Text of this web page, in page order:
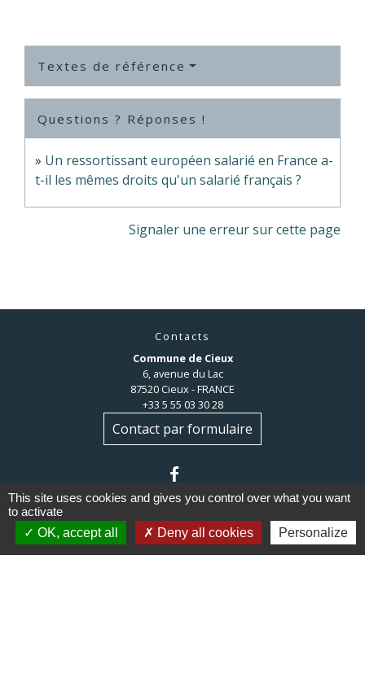
Textes de référence
Questions ? Réponses !
Un ressortissant européen salarié en France a-
t-il les mêmes droits qu'un salarié français ?
Signaler une erreur sur cette page
Contacts
Commune de Cieux
6, avenue du Lac
87520 Cieux - FRANCE
+33 5 55 03 30 28
Contact par formulaire
This site uses cookies and gives you control over what you want
to activate
OK, accept all
Deny all cookies Personalize